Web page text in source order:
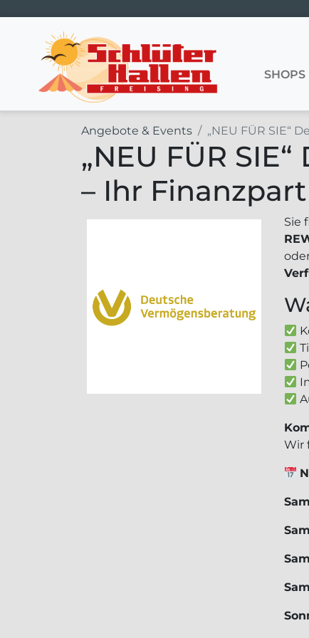
Hauptnavigation SHOPS
Angebote & Events „NEU FÜR SIE“
„NEU FÜR
– Ihr
Sie
Wir